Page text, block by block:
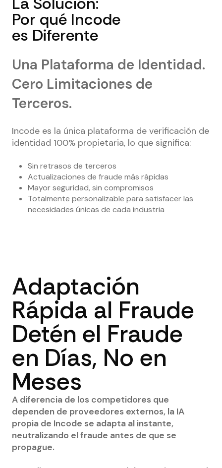
Por qué Incode
es Diferente
Una Plataforma de Identidad.
Cero Limitaciones de
Terceros.
Incode es la única plataforma de verificación de
identidad 100% propietaria, lo que significa:
Sin retrasos de terceros
Actualizaciones de fraude más rápidas
Mayor seguridad, sin compromisos
Totalmente personalizable para satisfacer las
necesidades únicas de cada industria
Adaptación
Rápida al Fraude
Detén el Fraude
en Días, No en
Meses
A diferencia de los competidores que
dependen de proveedores externos, la IA
propia de Incode se adapta al instante,
neutralizando el fraude antes de que se
propague.